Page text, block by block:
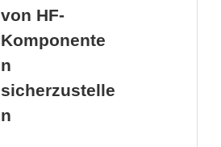
von HF-
Komponente
n
sicherzustelle
n